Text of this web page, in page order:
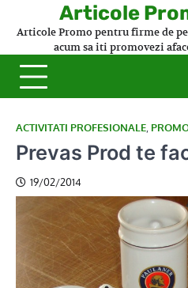
Articole
Articole Promo pentru firme de
acum sa iti promovezi
ACTIVITATI PROFESIONALE
Prevas Prod te
19/02/2014